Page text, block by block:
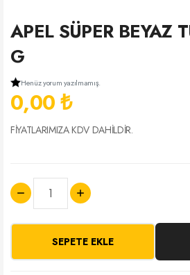
APEL SÜPER BEYAZ
G
Henüz yorum yazılmamış.
0,00 ₺
FİYATLARIMIZA KDV DAHİLDİR.
SEPETE EKLE